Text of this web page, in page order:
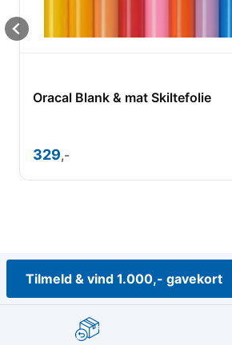
Oracal Blank & mat Skiltefolie
329,-
Tilmeld & vind 1.000,- gavekort